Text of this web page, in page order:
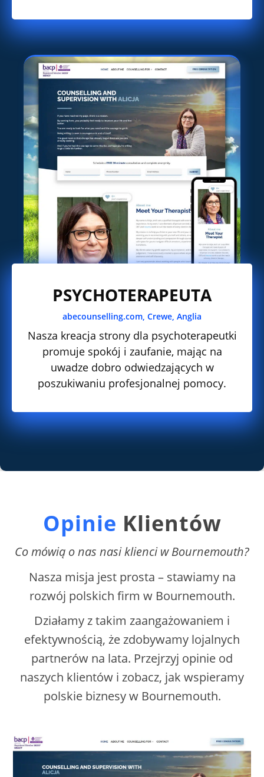
PSYCHOTERAPEUTA
abecounselling.com, Crewe, Anglia
Nasza kreacja strony dla psychoterapeutki
promuje spokój i zaufanie, mając na
uwadze dobro odwiedzających w
poszukiwaniu profesjonalnej pomocy.
Opinie Klientów
Co mówią o nas nasi klienci w Bournemouth?
Nasza misja jest prosta – stawiamy na
rozwój polskich firm w Bournemouth.
Działamy z takim zaangażowaniem i
efektywnością, że zdobywamy lojalnych
partnerów na lata. Przejrzyj opinie od
naszych klientów i zobacz, jak wspieramy
polskie biznesy w Bournemouth.